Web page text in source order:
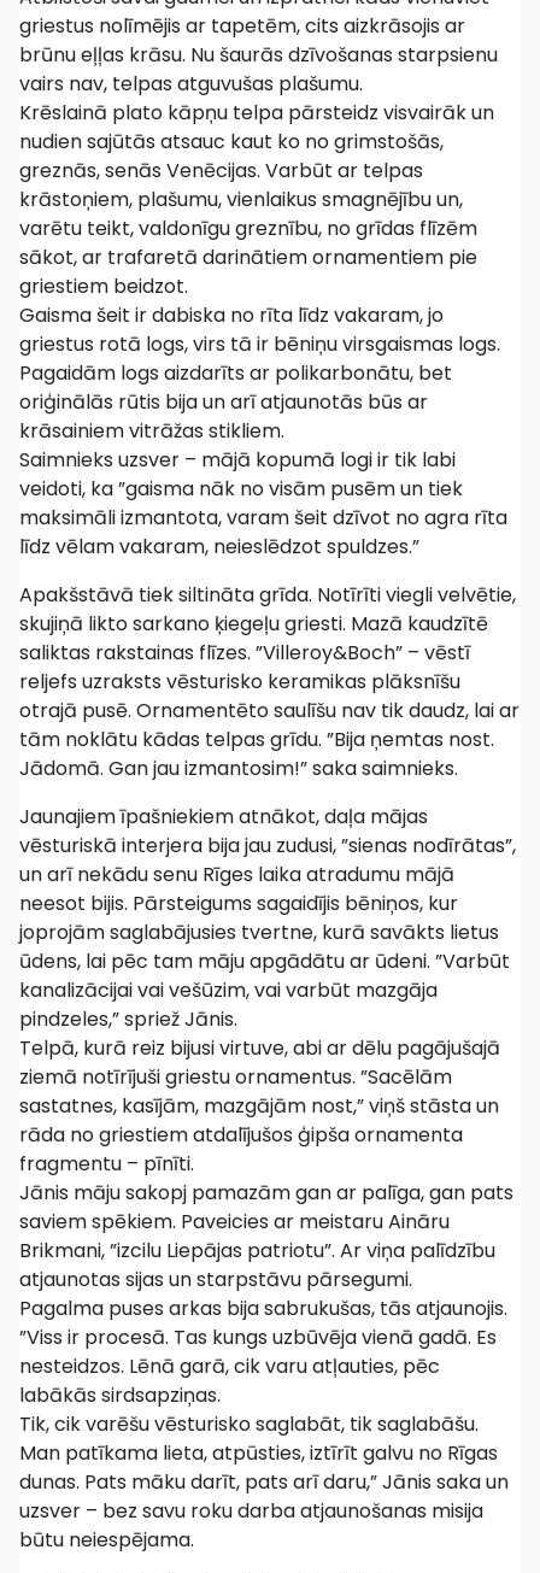
griestus nolīmējis ar tapetēm, cits aizkrāsojis ar
brūnu eļļas krāsu. Nu šaurās dzīvošanas starpsienu
vairs nav, telpas atguvušas plašumu.
Krēslainā plato kāpņu telpa pārsteidz visvairāk un
nudien sajūtās atsauc kaut ko no grimstošās,
greznās, senās Venēcijas. Varbūt ar telpas
krāstoņiem, plašumu, vienlaikus smagnējību un,
varētu teikt, valdonīgu greznību, no grīdas flīzēm
sākot, ar trafaretā darinātiem ornamentiem pie
griestiem beidzot.
Gaisma šeit ir dabiska no rīta līdz vakaram, jo
griestus rotā logs, virs tā ir bēniņu virsgaismas logs.
Pagaidām logs aizdarīts ar polikarbonātu, bet
oriģinālās rūtis bija un arī atjaunotās būs ar
krāsainiem vitrāžas stikliem.
Saimnieks uzsver – mājā kopumā logi ir tik labi
veidoti, ka ”gaisma nāk no visām pusēm un tiek
maksimāli izmantota, varam šeit dzīvot no agra rīta
līdz vēlam vakaram, neieslēdzot spuldzes.”
Apakšstāvā tiek siltināta grīda. Notīrīti viegli velvētie,
skujiņā likto sarkano ķiegeļu griesti. Mazā kaudzītē
saliktas rakstainas flīzes. ”Villeroy&Boch” – vēstī
reljefs uzraksts vēsturisko keramikas plāksnīšu
otrajā pusē. Ornamentēto saulīšu nav tik daudz, lai ar
tām noklātu kādas telpas grīdu. ”Bija ņemtas nost.
Jādomā. Gan jau izmantosim!” saka saimnieks.
Jaunajiem īpašniekiem atnākot, daļa mājas
vēsturiskā interjera bija jau zudusi, ”sienas nodīrātas”,
un arī nekādu senu Rīges laika atradumu mājā
neesot bijis. Pārsteigums sagaidījis bēniņos, kur
joprojām saglabājusies tvertne, kurā savākts lietus
ūdens, lai pēc tam māju apgādātu ar ūdeni. ”Varbūt
kanalizācijai vai vešūzim, vai varbūt mazgāja
pindzeles,” spriež Jānis.
Telpā, kurā reiz bijusi virtuve, abi ar dēlu pagājušajā
ziemā notīrījuši griestu ornamentus. ”Sacēlām
sastatnes, kasījām, mazgājām nost,” viņš stāsta un
rāda no griestiem atdalījušos ģipša ornamenta
fragmentu – pīnīti.
Jānis māju sakopj pamazām gan ar palīga, gan pats
saviem spēkiem. Paveicies ar meistaru Aināru
Brikmani, ”izcilu Liepājas patriotu”. Ar viņa palīdzību
atjaunotas sijas un starpstāvu pārsegumi.
Pagalma puses arkas bija sabrukušas, tās atjaunojis.
”Viss ir procesā. Tas kungs uzbūvēja vienā gadā. Es
nesteidzos. Lēnā garā, cik varu atļauties, pēc
labākās sirdsapziņas.
Tik, cik varēšu vēsturisko saglabāt, tik saglabāšu.
Man patīkama lieta, atpūsties, iztīrīt galvu no Rīgas
dunas. Pats māku darīt, pats arī daru,” Jānis saka un
uzsver – bez savu roku darba atjaunošanas misija
būtu neiespējama.